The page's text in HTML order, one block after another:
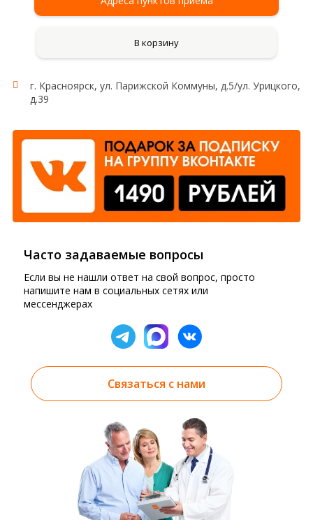
В корзину
г. Красноярск, ул. Парижской Коммуны, д.5/ул. Урицкого,
д.39
Часто задаваемые вопросы
Если вы не нашли ответ на свой вопрос, просто
напишите нам в социальных сетях или
мессенджерах
Связаться с нами